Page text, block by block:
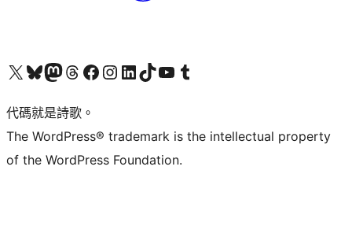
Visit our X (formerly Twitter) account
Visit our Bluesky account
Visit our Mastodon account
Visit our Threads account
訪問我們的 Facebook 專頁Visit our Instagram account
Visit our LinkedIn account
Visit our TikTok account
Visit our YouTube channel
Visit our Tumblr account
代碼就是詩歌。
The WordPress® trademark is the intellectual property
of the WordPress Foundation.